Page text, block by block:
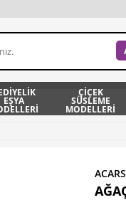
EŞYA
ÇİÇEK
SÜSLEME
MODELLERİ